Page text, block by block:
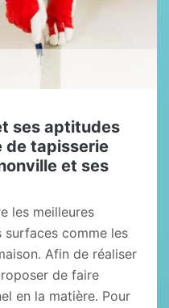
ses aptitudes
de tapisserie
et ses
les meilleures
comme les
Afin de réaliser
de faire
en la matière. Pour